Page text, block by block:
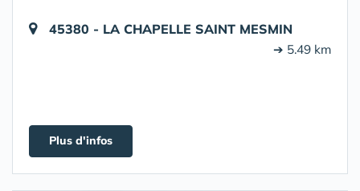
45380 - LA CHAPELLE SAINT MESMIN
➔ 5.49 km
Plus d'infos